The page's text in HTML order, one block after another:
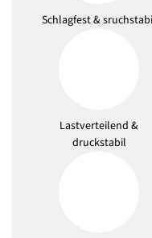
Schlagfest &
Lastverteilend &
druckstabil